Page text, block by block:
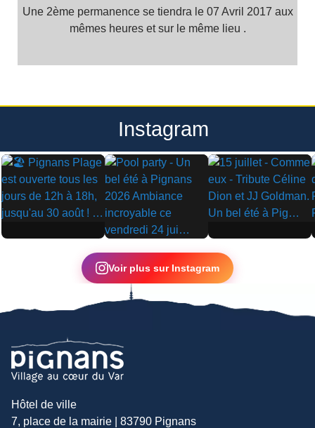
Une 2ème permanence se tiendra le 07 Avril 2017 aux
mêmes heures et sur le même lieu .
Instagram
▶
▶
▶
Voir plus sur Instagram
Hôtel de ville
7, place de la mairie | 83790 Pignans